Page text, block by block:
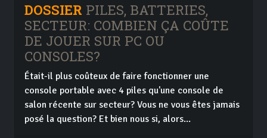
DOSSIER PILES, BATTERIES,
SECTEUR: COMBIEN ÇA COÛTE
DE JOUER SUR PC OU
CONSOLES?
Était-il plus coûteux de faire fonctionner une
console portable avec 4 piles qu'une console de
salon récente sur secteur? Vous ne vous êtes jamais
posé la question? Et bien nous si, alors...